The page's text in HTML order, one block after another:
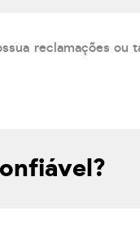
reclamações ou